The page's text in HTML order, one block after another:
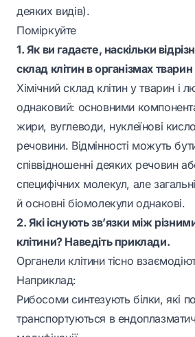
деяких видів).
Поміркуйте
1. Як ви гадаєте, наскільки
склад клітин в організмах
Хімічний склад клітин у тварин і
однаковий: основними
жири, вуглеводи, нуклеїнові
речовини. Відмінності можуть
співвідношенні деяких речовин
специфічних молекул, але
й основні біомолекули однакові.
2. Які існують зв’язки між
клітини? Наведіть приклади.
Органели клітини тісно
Наприклад:
Рибосоми синтезують білки, які
транспортуються в